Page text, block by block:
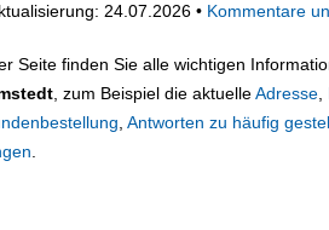
24.07.2026 • Kommentare
Seite finden Sie alle wichtigen
, zum Beispiel die aktuelleAdresse
Antworten zu häufig